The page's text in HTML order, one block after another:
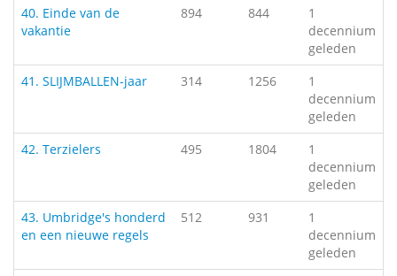
40. Einde van de
vakantie
894 844
1
decennium
geleden
41. SLIJMBALLEN-jaar
314 1256
1
decennium
geleden
42. Terzielers
495 1804
1
decennium
geleden
43. Umbridge's honderd
en een nieuwe regels
512 931
1
decennium
geleden